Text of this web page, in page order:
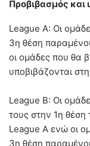
Προβιβασμός
League A: Οι
3η θέση
οι ομάδες που θα
υποβιβάζονται
League B: Οι
τους στην 1η θέση
League Α ενώ οι
3η θέση